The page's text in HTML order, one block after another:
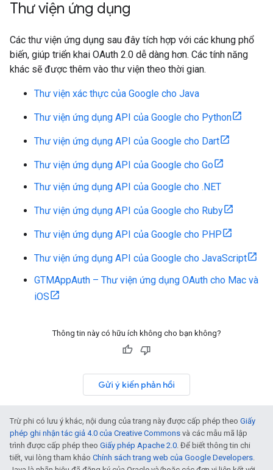
Thư viện ứng dụng
Các thư viện ứng dụng sau đây tích hợp với các khung phổ
biến, giúp triển khai OAuth 2.0 dễ dàng hơn. Các tính năng
khác sẽ được thêm vào thư viện theo thời gian.
Thư viện xác thực của Google cho Java
Thư viện ứng dụng API của Google cho Python
Thư viện ứng dụng API của Google cho Dart
Thư viện ứng dụng API của Google cho Go
Thư viện ứng dụng API của Google cho .NET
Thư viện ứng dụng API của Google cho Ruby
Thư viện ứng dụng API của Google cho PHP
Thư viện ứng dụng API của Google cho JavaScript
GTMAppAuth – Thư viện ứng dụng OAuth cho Mac và
iOS
Thông tin này có hữu ích không cho bạn không?
Gửi ý kiến phản hồi
Trừ phi có lưu ý khác, nội dung của trang này được cấp phép theo Giấy
phép ghi nhận tác giả 4.0 của Creative Commons và các mẫu mã lập
trình được cấp phép theo Giấy phép Apache 2.0 . Để biết thông tin chi
tiết, vui lòng tham khảo Chính sách trang web của Google Developers